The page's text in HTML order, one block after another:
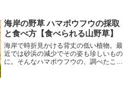
海岸の野草 ハマボウフウの採取
と食べ方【食べられる山野草】
海岸で時折見かける背丈の低い植物。最
近では砂浜の減少でその姿も珍しいもの
に。そんなハマボウフウの、調べたこと